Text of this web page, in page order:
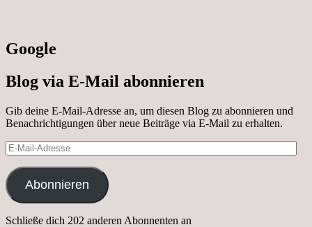
Google
Blog via E-Mail abonnieren
Gib deine E-Mail-Adresse an, um diesen Blog zu abonnieren und
Benachrichtigungen über neue Beiträge via E-Mail zu erhalten.
E-
Mail-
Adresse
Abonnieren
Schließe dich 202 anderen Abonnenten an